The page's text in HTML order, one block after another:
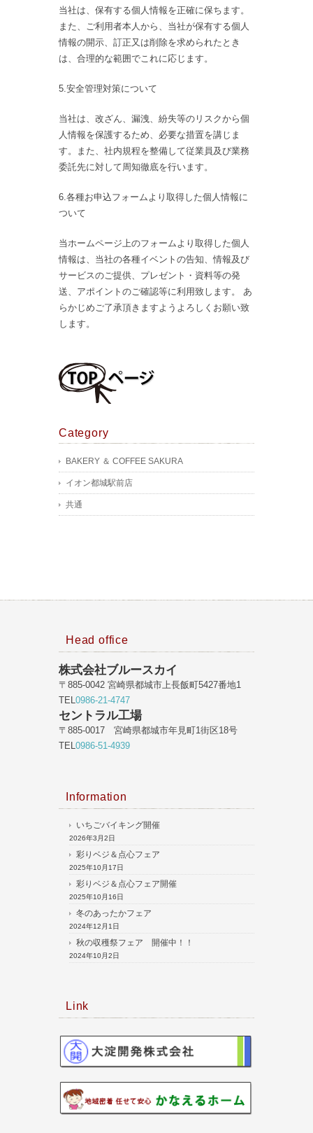
当社は、保有する個人情報を正確に保ちます。
また、ご利用者本人から、当社が保有する個人
情報の開示、訂正又は削除を求められたとき
は、合理的な範囲でこれに応じます。
5.安全管理対策について
当社は、改ざん、漏洩、紛失等のリスクから個
人情報を保護するため、必要な措置を講じま
す。また、社内規程を整備して従業員及び業務
委託先に対して周知徹底を行います。
6.各種お申込フォームより取得した個人情報に
ついて
当ホームページ上のフォームより取得した個人
情報は、当社の各種イベントの告知、情報及び
サービスのご提供、プレゼント・資料等の発
送、アポイントのご確認等に利用致します。 あ
らかじめご了承頂きますようよろしくお願い致
します。
Category
BAKERY ＆ COFFEE SAKURA
イオン都城駅前店
共通
Head office
株式会社ブルースカイ
〒885-0042 宮崎県都城市上長飯町5427番地1
TEL 0986-21-4747
セントラル工場
〒885-0017 宮崎県都城市年見町1街区18号
TEL 0986-51-4939
Information
いちごバイキング開催
2026年3月2日
彩りベジ＆点心フェア
2025年10月17日
彩りベジ＆点心フェア開催
2025年10月16日
冬のあったかフェア
2024年12月1日
秋の収穫祭フェア 開催中！！
2024年10月2日
Link